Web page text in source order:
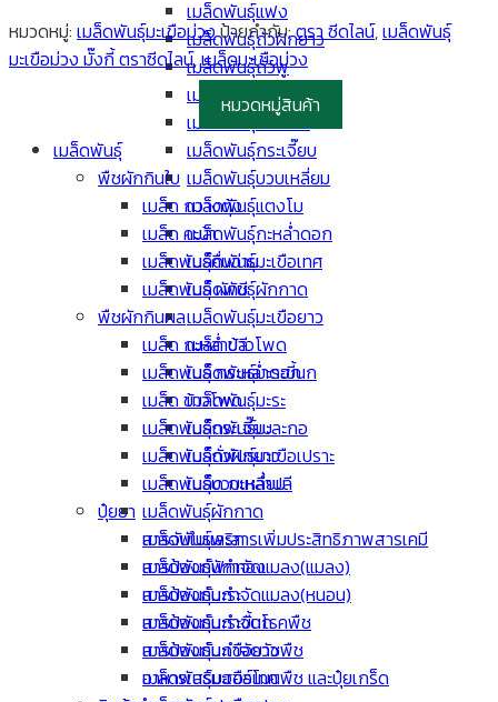
เมล็ดพันธุ์แฟง
เมล็ดพันธุ์ถั่วฝักยาว
เมล็ดพันธุ์ถั่วพู
เมล็ดพันธุ์พริก
เมล็ดพันธุ์ฟักทอง
เมล็ดพันธุ์กระเจี๊ยบ
เมล็ดพันธุ์บวบเหลี่ยม
เมล็ดพันธุ์แตงโม
เมล็ดพันธุ์กะหล่ำดอก
เมล็ดพันธุ์มะเขือเทศ
เมล็ดพันธุ์ผักกาด
เมล็ดพันธุ์มะเขือยาว
เมล็ด ข้าวโพด
เมล็ดพันธุ์มะระขี้นก
เมล็ดพันธุ์มะระ
เมล็ดพันธุ์มะละกอ
เมล็ดพันธุ์มะเขือเปราะ
เมล็ด กะหล่ำปลี
ปุ๋ยยา
สารจับใบและสารเพิ่มประสิทธิภาพสารเคมี
สารป้องกันกำจัดแมลง(แมลง)
สารป้องกันกำจัดแมลง(หนอน)
สารป้องกันกำจัดโรคพืช
สารป้องกันกำจัดวัชพืช
อาหารเสริมฮอร์โมนพืช และปุ๋ยเกร็ด
หมวดหมู่: เมล็ดพันธุ์มะเขือม่วงป้ายกำกับ:ตรา ซีดไลน์,เมล็ดพันธุ์
มะเขือม่วง มั๊งกี้ ตราซีดไลน์,เมล็ดมะเขือม่วง
หมวดหมู่สินค้า
เมล็ดพันธุ์
พืชผักกินใบ
เมล็ด กวางตุ้ง
เมล็ด คะน้า
เมล็ดพันธุ์คื่นฉ่าย
เมล็ดพันธุ์ ผักชี
พืชผักกินผล
เมล็ด กะหล่ำปลี
เมล็ดพันธุ์ กระหล่ำดอก
เมล็ด ข้าวโพด
เมล็ดพันธุ์กระเจี๊ยบ
เมล็ดพันธุ์ถั่วฝักยาว
เมล็ดพันธุ์บวบเหลี่ยม
เมล็ดพันธุ์ผักกาด
เมล็ดพันธุ์พริก
เมล็ดพันธุ์ฟักทอง
เมล็ดพันธุ์มะระ
เมล็ดพันธุ์มะระขี้นก
เมล็ดพันธุ์มะเขือยาว
เมล็ดพันธุ์มะเขือเทศ